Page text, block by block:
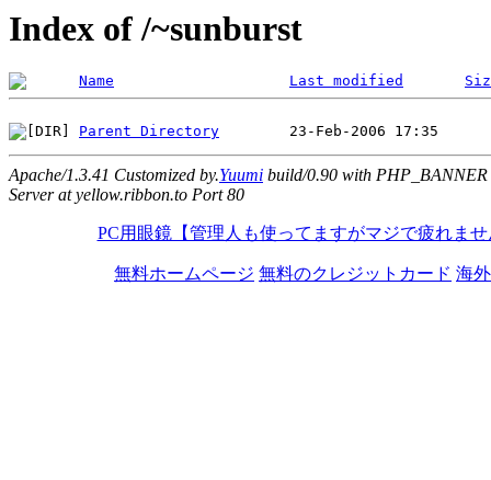
Index of /~sunburst
Name Last modified
Parent Directory
Apache/1.3.41 Customized by.Yuumi build/0.90 with PHP_BANNER
Server at yellow.ribbon.to Port 80
PC用眼鏡【管理人も使ってますがマジで疲れませ
無料ホームページ 無料のクレジットカード 海